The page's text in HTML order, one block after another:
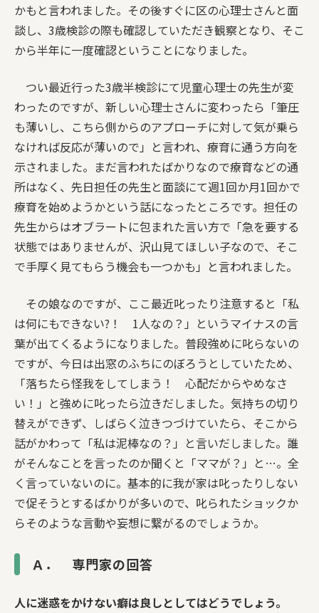
かもと言われました。その後すぐに区の心理士さんと面
談し、3歳検診の際も確認していただき観察となり、そこ
から半年に一度確認ということになりました。
つい最近行った3歳半検診にて児童心理士の先生が変
わったのですが、新しい心理士さんに変わったら「筆圧
も薄いし、こちら側からのアプローチに対して気が乗ら
なければ反応が薄いので」と言われ、療育に通う方向を
示されました。まだ言われたばかりなので療育などの通
所はなく、先日担任の先生と面談にて週1回か月1回かで
療育を始めようかという話になったところです。担任の
先生からはオブラートに包まれた言い方で「急を要する
状態ではありませんが、沢山見てほしい子なので、そこ
で手厚く見てもらう機会も一つかも」と言われました。
その娘なのですが、ここ最近叱ったり注意すると「私
は何にもできない?！ 1人なの？」というマイナスの言
葉が出てくるようになりました。普段強めに叱らないの
ですが、今日は出窓のふちにのぼろうとしていたため、
「落ちたら怪我をしてしまう！ 心配だからやめなさ
い！」と強めに叱ったら泣きだしました。気持ちの切り
替えができず、しばらく泣きつづけていたら、そこから
話がかわって「私は泥棒なの？」と言いだしました。誰
がそんなことを言ったのか聞くと「ママが？」と…。全
く言っていないのに。基本的に我が家は叱ったりしない
で促そうとするばかりが多いので、叱られたショックか
らそのような言動や妄想に繋がるのでしょうか。
Ａ． 専門家の回答
人に迷惑をかけない癖は良しとしてはどうでしょう。